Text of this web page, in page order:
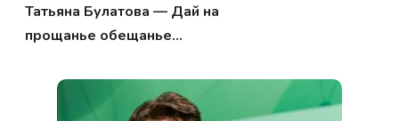
Татьяна Булатова — Дай на
прощанье обещанье…